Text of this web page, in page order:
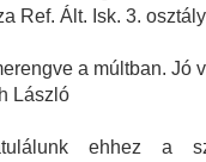
Ref. Ált. Isk. 3.
a múltban. Jó
László
ehhez a